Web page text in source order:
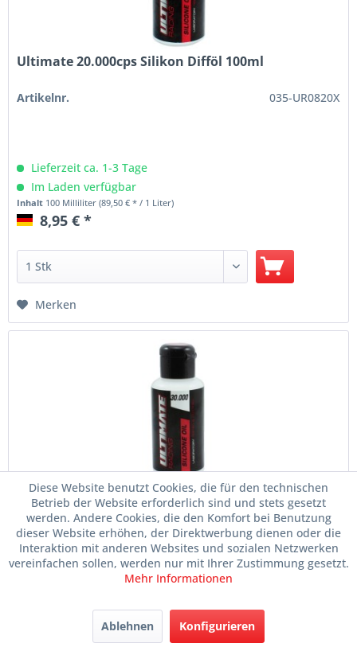
Ultimate 20.000cps Silikon Difföl 100ml
Artikelnr. 035-UR0820X
Lieferzeit ca. 1-3 Tage
Im Laden verfügbar
Inhalt 100 Milliliter(89,50 € * / 1 Liter)
8,95 € *
Merken
Ultimate 30.000cps Silikon Difföl 75ml
Artikelnr. 035-UR0830
Im Laden verfügbar
Diese Website benutzt Cookies, die für den technischen
Betrieb der Website erforderlich sind und stets gesetzt
werden. Andere Cookies, die den Komfort bei Benutzung
dieser Website erhöhen, der Direktwerbung dienen oder die
Interaktion mit anderen Websites und sozialen Netzwerken
vereinfachen sollen, werden nur mit Ihrer Zustimmung gesetzt.
Mehr Informationen
Ablehnen Konfigurieren